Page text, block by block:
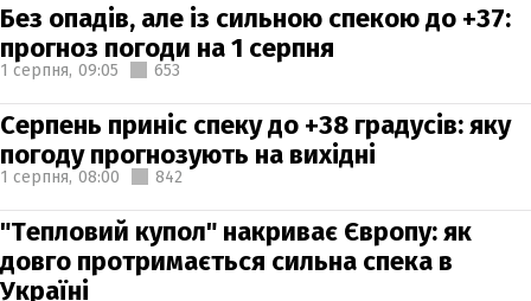
Без опадів, але із сильною спекою до +37:
прогноз погоди на 1 серпня
1 серпня, 09:05 653
Серпень приніс спеку до +38 градусів: яку
погоду прогнозують на вихідні
1 серпня, 08:00 842
"Тепловий купол" накриває Європу: як
довго протримається сильна спека в
Україні